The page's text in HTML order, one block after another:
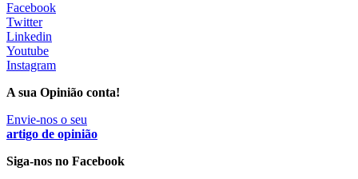
Tudo sobre branqueamento dentário
30 Nov, 2025|0 Comments
Facebook
Twitter
Linkedin
Youtube
Instagram
A sua Opinião conta!
Envie-nos o seu
artigo de opinião
Siga-nos no Facebook